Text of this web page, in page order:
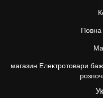
Повна
магазин Електротовари